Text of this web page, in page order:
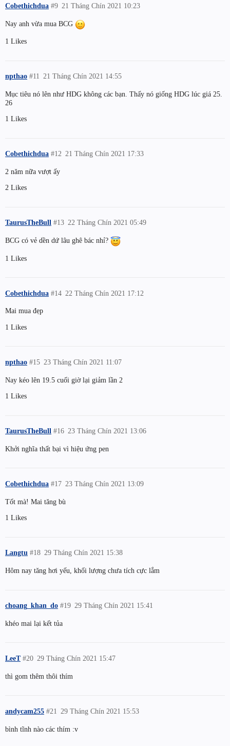
Cobethichdua 21 Tháng Chín 2021 10:23
#9
Nay anh vừa mua BCG
1 Likes
npthao 21 Tháng Chín 2021 14:55
#11
Mục tiêu nó lên như HDG không các bạn. Thấy nó giống HDG lúc giá 25.
26
1 Likes
Cobethichdua 21 Tháng Chín 2021 17:33
#12
2 năm nữa vượt ấy
2 Likes
TaurusTheBull 22 Tháng Chín 2021 05:49
#13
BCG có vẻ dền dứ lâu ghê bác nhỉ?
1 Likes
Cobethichdua 22 Tháng Chín 2021 17:12
#14
Mai mua đẹp
1 Likes
npthao 23 Tháng Chín 2021 11:07
#15
Nay kéo lên 19.5 cuối giờ lại giảm lần 2
1 Likes
TaurusTheBull 23 Tháng Chín 2021 13:06
#16
Khởi nghĩa thất bại vì hiệu ứng pen
Cobethichdua 23 Tháng Chín 2021 13:09
#17
Tốt mà! Mai tăng bù
1 Likes
Langtu 29 Tháng Chín 2021 15:38
#18
Hôm nay tăng hơi yếu, khối lượng chưa tích cực lắm
choang_khan_do 29 Tháng Chín 2021 15:41
#19
khéo mai lại kết tủa
LeeT 29 Tháng Chín 2021 15:47
#20
thì gom thêm thôi thím
andycam255 29 Tháng Chín 2021 15:53
#21
bình tĩnh nào các thím :v